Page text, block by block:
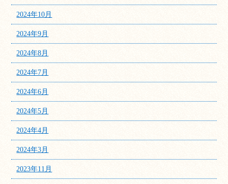
2024年10月
2024年9月
2024年8月
2024年7月
2024年6月
2024年5月
2024年4月
2024年3月
2023年11月